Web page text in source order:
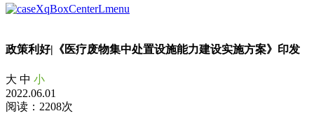
政策利好|《医疗废物集中处置设施能力建设实施方案》印发
大 中 小
2022.06.01
阅读：2208次